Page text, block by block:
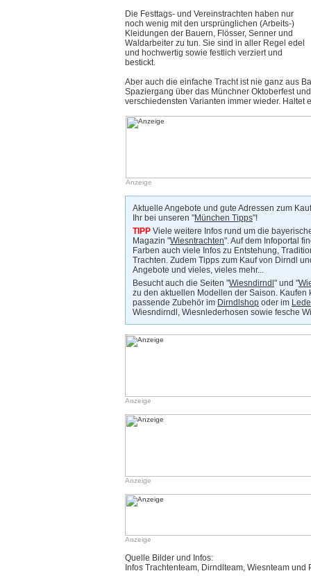
Die Festtags- und Vereinstrachten haben nur
noch wenig mit den ursprünglichen (Arbeits-)
Kleidungen der Bauern, Flösser, Senner und
Waldarbeiter zu tun. Sie sind in aller Regel edel
und hochwertig sowie festlich verziert und
bestickt.
Aber auch die einfache Tracht ist nie ganz aus
Spaziergang über das Münchner Oktoberfest
verschiedensten Varianten immer wieder. Haltet
Anzeige
Aktuelle Angebote und gute Adressen zum
Ihr bei unseren "München Tipps"!
TIPP Viele weitere Infos rund um die
Magazin "Wiesntrachten". Auf dem Infoportal
Farben auch viele Infos zu Entstehung,
Trachten. Zudem Tipps zum Kauf von Dirndl
Angebote und vieles, vieles mehr...
Besucht auch die Seiten "Wiesndirndl" und "
zu den aktuellen Modellen der Saison. Kaufen
passende Zubehör im Dirndlshop oder im
Wiesndirndl, Wiesnlederhosen sowie fesche
Anzeige
Anzeige
Anzeige
Quelle Bilder und Infos:
Infos Trachtenteam, Dirndlteam, Wiesnteam und